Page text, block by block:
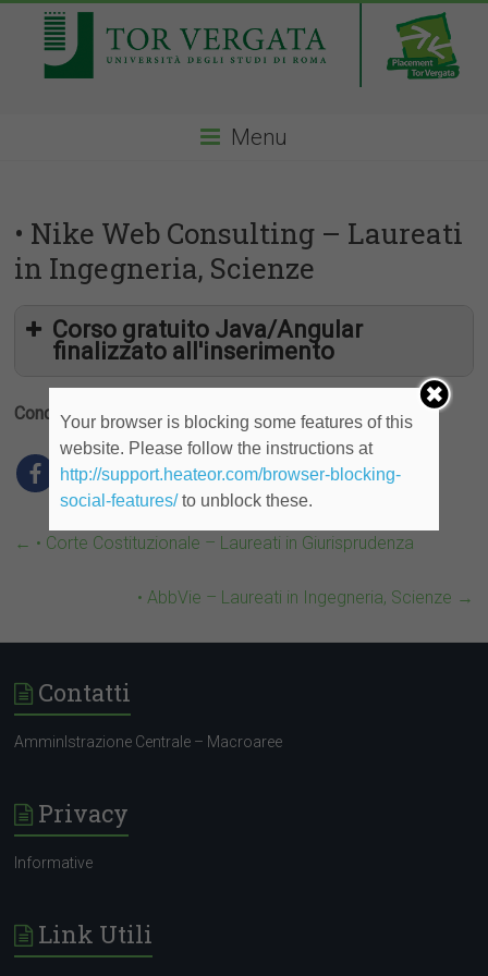
Menu
• Nike Web Consulting – Laureati
in Ingegneria, Scienze
Corso gratuito Java/Angular
finalizzato all'inserimento
Condividi
← • Corte Costituzionale – Laureati in Giurisprudenza
• AbbVie – Laureati in Ingegneria, Scienze →
Contatti
AmminIstrazione Centrale – Macroaree
Privacy
Informative
Link Utili
Your browser is blocking some features of this
website. Please follow the instructions at
http://support.heateor.com/browser-blocking-
social-features/to unblock these.